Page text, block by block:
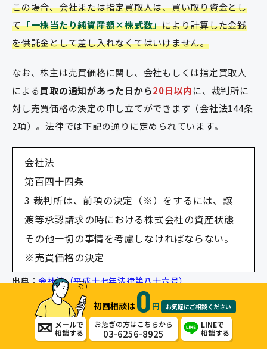
この場合、会社または指定買取人は、買い取り資金とし
て「一株当たり純資産額×株式数」により計算した金銭
を供託金として差し入れなくてはいけません。
なお、株主は売買価格に関し、会社もしくは指定買取人
による買取の通知があった日から20日以内に、裁判所に
対し売買価格の決定の申し立てができます（会社法144条
2項）。法律では下記の通りに定められています。
会社法
第百四十四条
3 裁判所は、前項の決定（※）をするには、譲
渡等承認請求の時における株式会社の資産状態
その他一切の事情を考慮しなければならない。
※売買価格の決定
出典：会社法（平成十七年法律第八十六号）
一方、株主が申し立てをしなかった場合、最終的には一
株当たり純資産額に当該株式の数を乗じて得た額（供託
した金額）が売買価格となる仕組みです。その後、株式
初回相談は 円 お気軽にご相談ください
メールで
相談する
お急ぎの方はこちらから
03-6256-8925
LINEで
相談する